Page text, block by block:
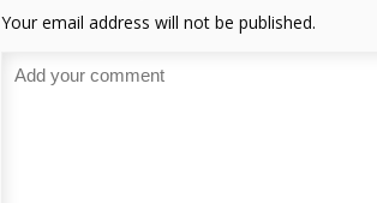
Your email address will not be published.